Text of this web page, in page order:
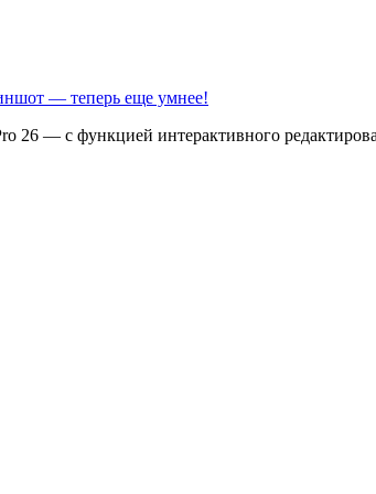
— теперь еще умнее!
26 — с функцией интерактивного